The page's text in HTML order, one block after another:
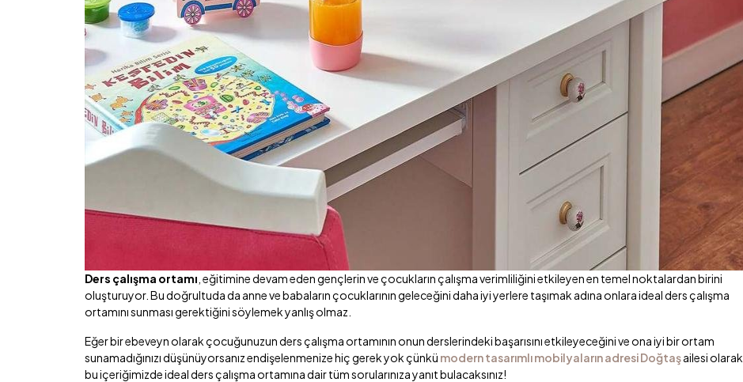
Ders çalışma ortamı , eğitimine devam eden gençlerin ve çocukların çalışma verimliliğini etkileyen en temel noktalardan birini
oluşturuyor. Bu doğrultuda da anne ve babaların çocuklarının geleceğini daha iyi yerlere taşımak adına onlara ideal ders çalışma
ortamını sunması gerektiğini söylemek yanlış olmaz.
Eğer bir ebeveyn olarak çocuğunuzun ders çalışma ortamının onun derslerindeki başarısını etkileyeceğini ve ona iyi bir ortam
sunamadığınızı düşünüyorsanız endişelenmenize hiç gerek yok çünkü modern tasarımlı mobilyaların adresi Doğtaşailesi olarak
bu içeriğimizde ideal ders çalışma ortamına dair tüm sorularınıza yanıt bulacaksınız!